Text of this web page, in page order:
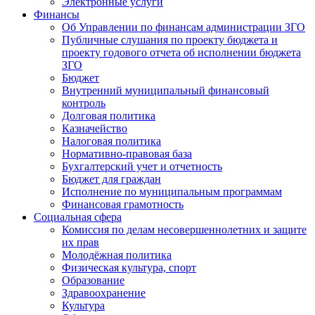
Финансы
Об Управлении по финансам администрации ЗГО
Публичные слушания по проекту бюджета и
проекту годового отчета об исполнении бюджета
ЗГО
Бюджет
Внутренний муниципальный финансовый
контроль
Долговая политика
Казначейство
Налоговая политика
Нормативно-правовая база
Бухгалтерский учет и отчетность
Бюджет для граждан
Исполнение по муниципальным программам
Финансовая грамотность
Социальная сфера
Комиссия по делам несовершеннолетних и защите
их прав
Молодёжная политика
Физическая культура, спорт
Образование
Здравоохранение
Культура